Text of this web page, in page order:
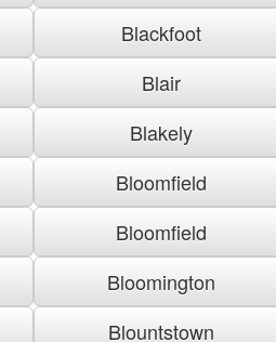
Blackfoot
Blair
Blakely
Bloomfield
Bloomfield
Bloomington
Blountstown